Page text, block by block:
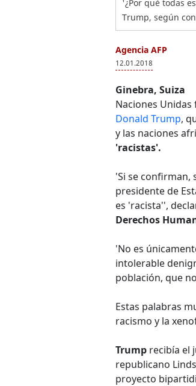
'¿Por qué todas
Trump, según
Agencia AFP
12.01.2018
Ginebra, Suiza
Naciones
Donald Trump,
y las naciones
'racistas'.
'Si se confirman,
presidente de
es 'racista'',
Derechos
'No es
intolerable
población, que
Estas palabras
racismo y la
Trump recibía el
republicano
proyecto